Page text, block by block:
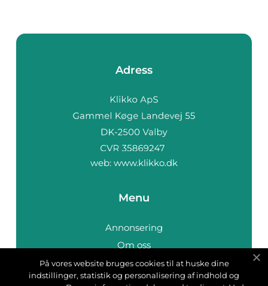
Adress
web: www.klikko.dk
Menu
Annonsering
Om oss
Cookies
Kontakta oss
På vores website bruges cookies til at huske dine
indstillinger, statistik og personalisering af indhold og